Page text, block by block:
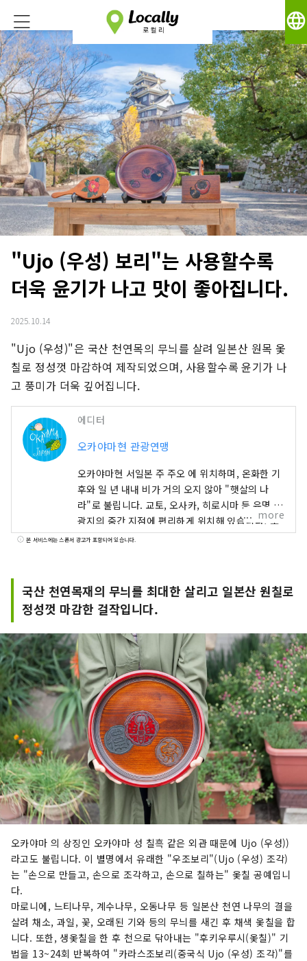
language
"Ujo (우성) 보리"는 사용할수록
더욱 윤기가 나고 맛이 좋아집니다.
2025.10.14
"Ujo (우성)"은 국산 천연목의 무늬를 살려 일본산 원목 옻
칠로 정성껏 마감하여 제작되었으며, 사용할수록 윤기가 나
고 풍미가 더욱 깊어집니다.
에디터
오카야마현 관광연맹
오카야마현 서일본 주 주오 에 위치하며, 온화한 기
후와 일 년 내내 비가 거의 오지 않아 "햇살의 나
라"로 불립니다. 교토, 오사카, 히로시마 등 유명 관
광지의 중간 지점에 편리하게 위치해 있습니다! 또
한 세토 통해 시코쿠로 가는 관문이기도 합니다. 오
은 단맛, 향, 풍미 면에서 최고 품질을 자랑합니다.
백도, 머스캣 포도, 피오네 포도 등 제철 과일을 즐
겨보세요! 오카야마 에는 오카야마 성, 일본 3대 정
원 중 하나인 오카야마 고라쿠엔, 역사와 문화, 예술
을 자랑하는 구라시키 미관지구 등 세계적인 관광
지가 있습니다!
more
본 서비스에는 스폰서 광고가 포함되어 있습니다.
국산 천연목재의 무늬를 최대한 살리고 일본산 원칠로
정성껏 마감한 걸작입니다.
오카야마 의 상징인 오카야마 성 칠흑 같은 외관 때문에 Ujo (우성))
라고도 불립니다. 이 별명에서 유래한 "우조보리"(Ujo (우성) 조각)
는 "손으로 만들고, 손으로 조각하고, 손으로 칠하는" 옻칠 공예입니
다.
마로니에, 느티나무, 계수나무, 오동나무 등 일본산 천연 나무의 결을
살려 채소, 과일, 꽃, 오래된 기와 등의 무늬를 새긴 후 채색 옻칠을 합
니다. 또한, 생옻칠을 한 후 천으로 닦아내는 "후키우루시(옻칠)" 기
법을 13~24회 반복하여 "카라스조보리(중국식 Ujo (우성) 조각)"를